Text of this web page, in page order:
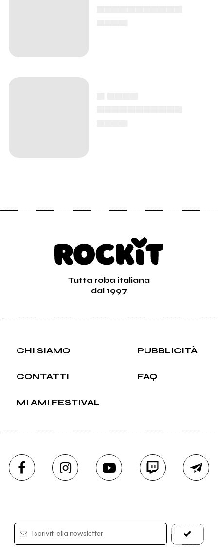
Tutta roba italiana
dal 1997
CHI SIAMO PUBBLICITÀ
CONTATTI FAQ
MI AMI FESTIVAL
Iscriviti alla newsletter